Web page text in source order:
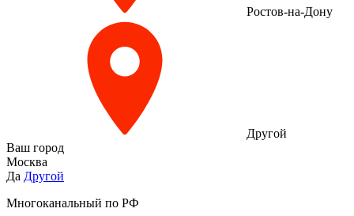
Ростов-на-Дону
Другой
Ваш город
Москва
Да Другой
Многоканальный по РФ